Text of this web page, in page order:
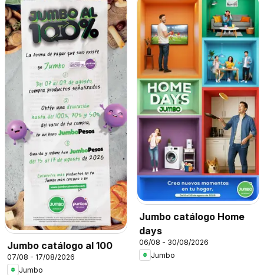
Jumbo catálogo al 100
07/08 - 17/08/2026
Jumbo
Jumbo catálogo Home
days
06/08 - 30/08/2026
Jumbo